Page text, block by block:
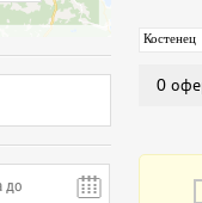
Костенец
0